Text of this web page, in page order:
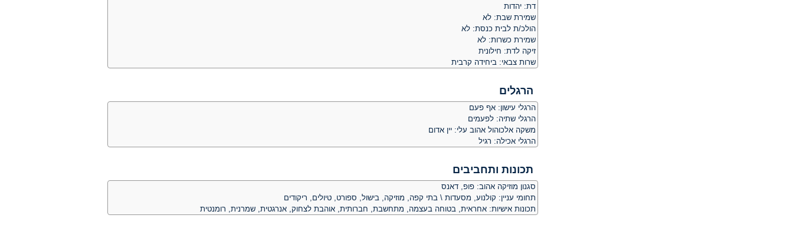
דת: יהדות
שמירת שבת: לא
הולכ/ת לבית כנסת: לא
שמירת כשרות: לא
זיקה לדת: חילונית
שרות צבאי: ביחידה קרבית
הרגלים
הרגלי עישון: אף פעם
הרגלי שתיה: לפעמים
משקה אלכוהול אהוב עלי: יין אדום
הרגלי אכילה: רגיל
תכונות ותחביבים
סגנון מוזיקה אהוב: פופ, דאנס
תחומי עניין: קולנוע, מסעדות \ בתי קפה, מוזיקה, בישול, ספורט, טיולים, ריקודים
תכונות אישיות: אחראית, בטוחה בעצמה, מתחשבת, חברותית, אוהבת לצחוק, אנרגטית, שמרנית, רומנטית